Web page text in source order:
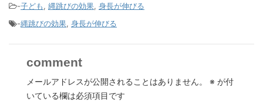
-子ども, 縄跳びの効果, 身長が伸びる
-縄跳びの効果, 身長が伸びる
comment
メールアドレスが公開されることはありません。 ※ が付
いている欄は必須項目です